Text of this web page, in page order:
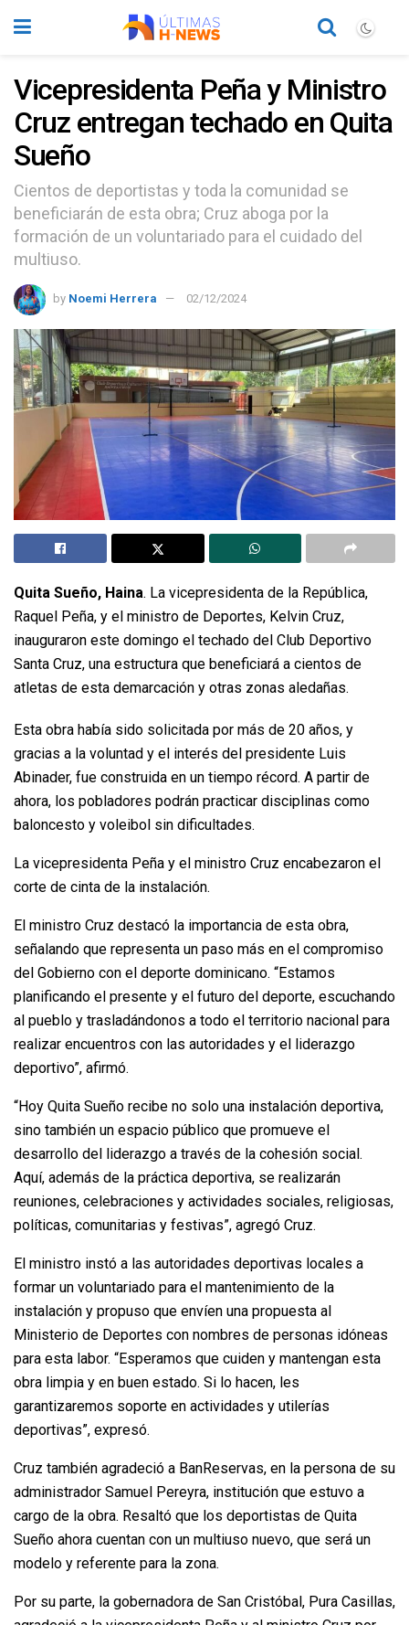
Vicepresidenta Peña y Ministro
Cruz entregan techado en Quita
Sueño
Cientos de deportistas y toda la comunidad se
beneficiarán de esta obra; Cruz aboga por la
formación de un voluntariado para el cuidado del
multiuso.
by Noemi Herrera 02/12/2024
Quita Sueño, Haina. La vicepresidenta de la República,
Raquel Peña, y el ministro de Deportes, Kelvin Cruz,
inauguraron este domingo el techado del Club Deportivo
Santa Cruz, una estructura que beneficiará a cientos de
atletas de esta demarcación y otras zonas aledañas.
Esta obra había sido solicitada por más de 20 años, y
gracias a la voluntad y el interés del presidente Luis
Abinader, fue construida en un tiempo récord. A partir de
ahora, los pobladores podrán practicar disciplinas como
baloncesto y voleibol sin dificultades.
La vicepresidenta Peña y el ministro Cruz encabezaron el
corte de cinta de la instalación.
El ministro Cruz destacó la importancia de esta obra,
señalando que representa un paso más en el compromiso
del Gobierno con el deporte dominicano. “Estamos
planificando el presente y el futuro del deporte, escuchando
al pueblo y trasladándonos a todo el territorio nacional para
realizar encuentros con las autoridades y el liderazgo
deportivo”, afirmó.
“Hoy Quita Sueño recibe no solo una instalación deportiva,
sino también un espacio público que promueve el
desarrollo del liderazgo a través de la cohesión social.
Aquí, además de la práctica deportiva, se realizarán
reuniones, celebraciones y actividades sociales, religiosas,
políticas, comunitarias y festivas”, agregó Cruz.
El ministro instó a las autoridades deportivas locales a
formar un voluntariado para el mantenimiento de la
instalación y propuso que envíen una propuesta al
Ministerio de Deportes con nombres de personas idóneas
para esta labor. “Esperamos que cuiden y mantengan esta
obra limpia y en buen estado. Si lo hacen, les
garantizaremos soporte en actividades y utilerías
deportivas”, expresó.
Cruz también agradeció a BanReservas, en la persona de su
administrador Samuel Pereyra, institución que estuvo a
cargo de la obra. Resaltó que los deportistas de Quita
Sueño ahora cuentan con un multiuso nuevo, que será un
modelo y referente para la zona.
Por su parte, la gobernadora de San Cristóbal, Pura Casillas,